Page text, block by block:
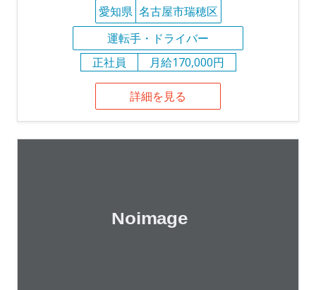
愛知県 名古屋市瑞穂区
運転手・ドライバー
正社員
月給170,000円
詳細を見る